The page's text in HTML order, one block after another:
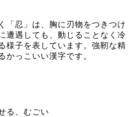
「忍」は、胸に刃物をつきつけ
遭遇しても、動じることなく冷
様子を表しています。強靭な精
かっこいい漢字です。
る、むごい